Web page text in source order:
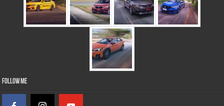
Follow Me